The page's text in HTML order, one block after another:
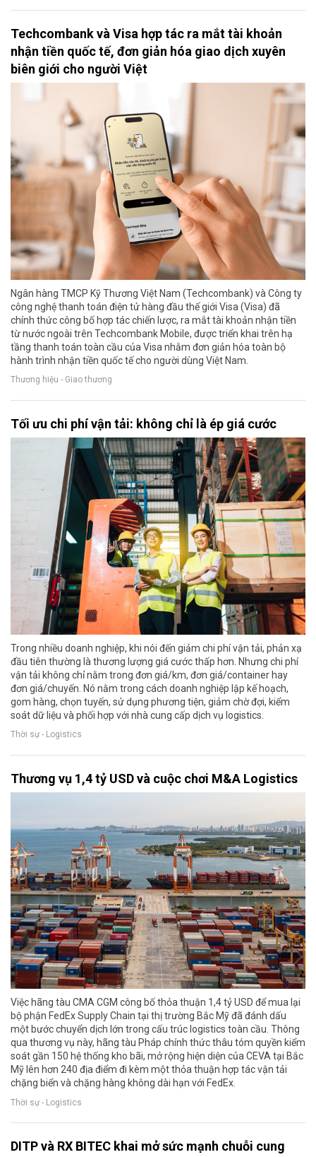
Techcombank và Visa hợp tác ra mắt tài khoản
nhận tiền quốc tế, đơn giản hóa giao dịch xuyên
biên giới cho người Việt
Ngân hàng TMCP Kỹ Thương Việt Nam (Techcombank) và Công ty
công nghệ thanh toán điện tử hàng đầu thế giới Visa (Visa) đã
chính thức công bố hợp tác chiến lược, ra mắt tài khoản nhận tiền
từ nước ngoài trên Techcombank Mobile, được triển khai trên hạ
tầng thanh toán toàn cầu của Visa nhằm đơn giản hóa toàn bộ
hành trình nhận tiền quốc tế cho người dùng Việt Nam.
Thương hiệu - Giao thương
Tối ưu chi phí vận tải: không chỉ là ép giá cước
Trong nhiều doanh nghiệp, khi nói đến giảm chi phí vận tải, phản xạ
đầu tiên thường là thương lượng giá cước thấp hơn. Nhưng chi phí
vận tải không chỉ nằm trong đơn giá/km, đơn giá/container hay
đơn giá/chuyến. Nó nằm trong cách doanh nghiệp lập kế hoạch,
gom hàng, chọn tuyến, sử dụng phương tiện, giảm chờ đợi, kiểm
soát dữ liệu và phối hợp với nhà cung cấp dịch vụ logistics.
Thời sự - Logistics
Thương vụ 1,4 tỷ USD và cuộc chơi M&A Logistics
Việc hãng tàu CMA CGM công bố thỏa thuận 1,4 tỷ USD để mua lại
bộ phận FedEx Supply Chain tại thị trường Bắc Mỹ đã đánh dấu
một bước chuyển dịch lớn trong cấu trúc logistics toàn cầu. Thông
qua thương vụ này, hãng tàu Pháp chính thức thâu tóm quyền kiểm
soát gần 150 hệ thống kho bãi, mở rộng hiện diện của CEVA tại Bắc
Mỹ lên hơn 240 địa điểm đi kèm một thỏa thuận hợp tác vận tải
chặng biển và chặng hàng không dài hạn với FedEx.
Thời sự - Logistics
DITP và RX BITEC khai mở sức mạnh chuỗi cung